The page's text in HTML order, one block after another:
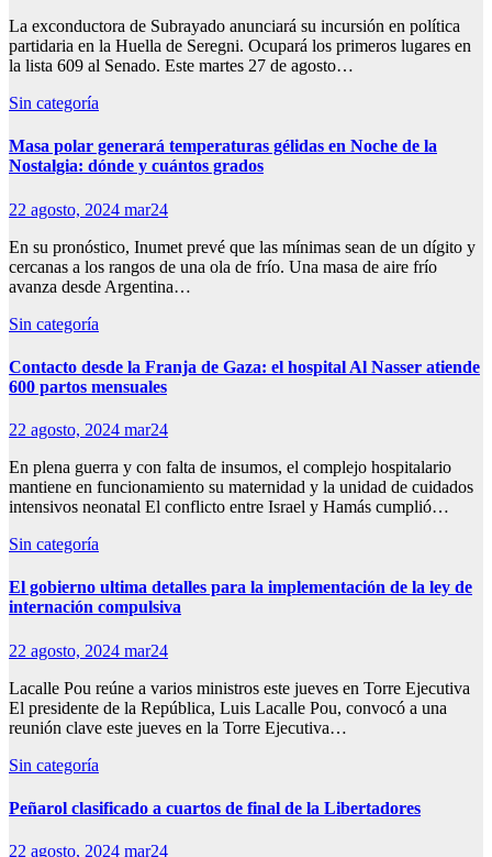
La exconductora de Subrayado anunciará su incursión en política
partidaria en la Huella de Seregni. Ocupará los primeros lugares en
la lista 609 al Senado. Este martes 27 de agosto…
Sin categoría
Masa polar generará temperaturas gélidas en Noche de la
Nostalgia: dónde y cuántos grados
22 agosto, 2024 mar24
En su pronóstico, Inumet prevé que las mínimas sean de un dígito y
cercanas a los rangos de una ola de frío. Una masa de aire frío
avanza desde Argentina…
Sin categoría
Contacto desde la Franja de Gaza: el hospital Al Nasser atiende
600 partos mensuales
22 agosto, 2024 mar24
En plena guerra y con falta de insumos, el complejo hospitalario
mantiene en funcionamiento su maternidad y la unidad de cuidados
intensivos neonatal El conflicto entre Israel y Hamás cumplió…
Sin categoría
El gobierno ultima detalles para la implementación de la ley de
internación compulsiva
22 agosto, 2024 mar24
Lacalle Pou reúne a varios ministros este jueves en Torre Ejecutiva
El presidente de la República, Luis Lacalle Pou, convocó a una
reunión clave este jueves en la Torre Ejecutiva…
Sin categoría
Peñarol clasificado a cuartos de final de la Libertadores
22 agosto, 2024 mar24